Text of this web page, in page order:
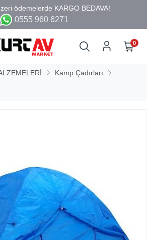
0555 960 6271
0
Kamp Çadırları